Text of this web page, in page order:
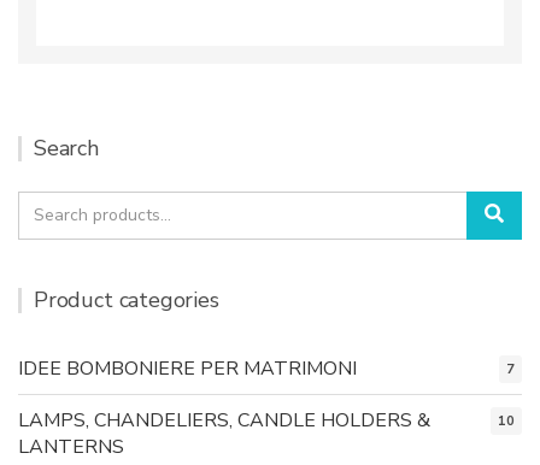
Search
Search
for:
Product categories
IDEE BOMBONIERE PER MATRIMONI 7
LAMPS, CHANDELIERS, CANDLE HOLDERS &
LANTERNS
10